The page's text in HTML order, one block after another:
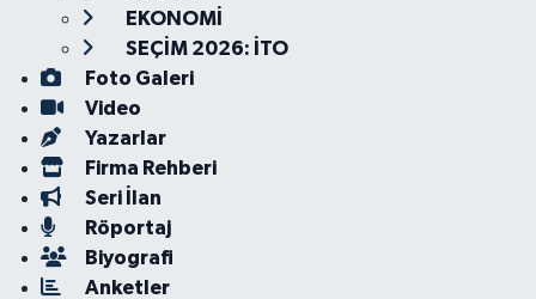
EKONOMİ
SEÇİM 2026: İTO
Foto Galeri
Video
Yazarlar
Firma Rehberi
Seri İlan
Röportaj
Biyografi
Anketler